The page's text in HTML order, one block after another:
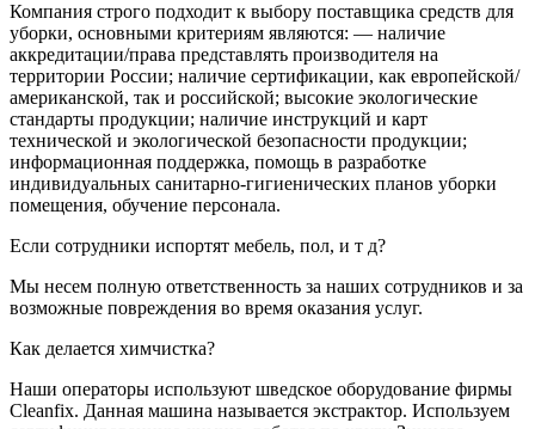
Компания строго подходит к выбору поставщика средств для
уборки, основными критериям являются: — наличие
аккредитации/права представлять производителя на
территории России; наличие сертификации, как европейской/
американской, так и российской; высокие экологические
стандарты продукции; наличие инструкций и карт
технической и экологической безопасности продукции;
информационная поддержка, помощь в разработке
индивидуальных санитарно-гигиенических планов уборки
помещения, обучение персонала.
Если сотрудники испортят мебель, пол, и т д?
Мы несем полную ответственность за наших сотрудников и за
возможные повреждения во время оказания услуг.
Как делается химчистка?
Наши операторы используют шведское оборудование фирмы
Cleanfix. Данная машина называется экстрактор. Используем